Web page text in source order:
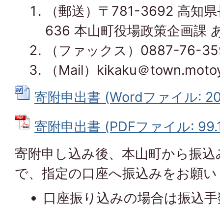
（郵送）〒781-3692 高知
636 本山町役場政策企画課
（ファックス）0887-76-
（Mail）kikaku＠
寄附申出書 (Wordファイル:
寄附申出書 (PDFファイル:
寄附申し込み後、本山町から振
で、指定の口座へ振込みをお願
口座振り込みの場合は振込